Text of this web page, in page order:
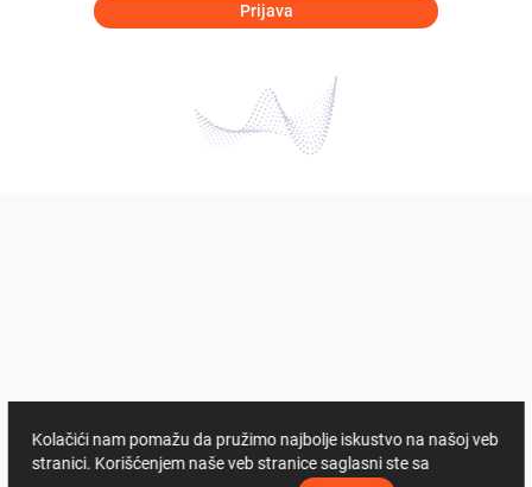
Prijava
Kolačići nam pomažu da pružimo najbolje iskustvo na našoj veb
stranici. Korišćenjem naše veb stranice saglasni ste sa